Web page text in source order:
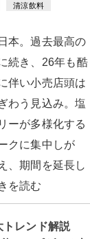
清涼飲料
本。過去最高の
続き、26年も酷
伴い小売店頭は
わう見込み。塩
ーが多様化する
クに集中しが
、期間を延長し
を読む
トレンド解説